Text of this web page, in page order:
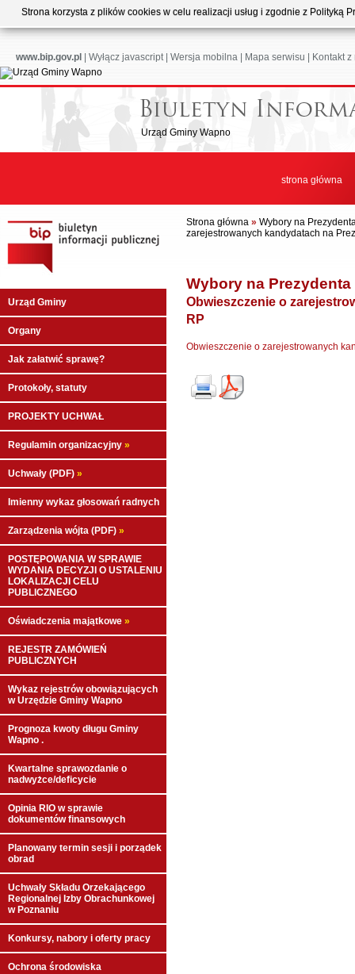
Strona korzysta z plików cookies w celu realizacji usług i zgodnie z
www.bip.gov.pl Wyłącz javascript| Wersja mobilna Mapa serwisu Kontakt
Urząd Gminy Wapno
strona główna
Urząd Gminy
Organy
Jak załatwić sprawę?
Protokoły, statuty
PROJEKTY UCHWAŁ
Regulamin organizacyjny »
Uchwały (PDF) »
Imienny wykaz głosowań radnych
Zarządzenia wójta (PDF) »
POSTĘPOWANIA W SPRAWIE
WYDANIA DECYZJI O USTALENIU
LOKALIZACJI CELU
PUBLICZNEGO
Oświadczenia majątkowe »
REJESTR ZAMÓWIEŃ
PUBLICZNYCH
Wykaz rejestrów obowiązujących
w Urzędzie Gminy Wapno
Prognoza kwoty długu Gminy
Wapno .
Kwartalne sprawozdanie o
nadwyżce/deficycie
Opinia RIO w sprawie
dokumentów finansowych
Planowany termin sesji i porządek
obrad
Uchwały Składu Orzekającego
Regionalnej Izby Obrachunkowej
w Poznaniu
Konkursy, nabory i oferty pracy
Ochrona środowiska
Strona główna » Wybory na
zarejestrowanych kandydatach na
Wybory na Prezydenta
Obwieszczenie o
RP
Obwieszczenie o zarejestrowanych